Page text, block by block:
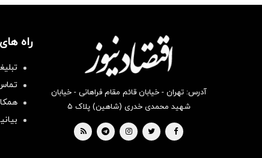
آدرس: تهران - خیابان قائم مقام فراهانی - خیابان
شهید محمدی خدری (شاهین) پلاک ۵
راه